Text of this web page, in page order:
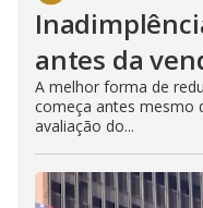
antes da
A melhor forma de
começa antes mesmo
avaliação do...